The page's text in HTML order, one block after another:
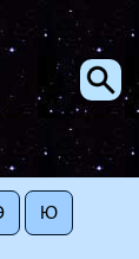
Ю